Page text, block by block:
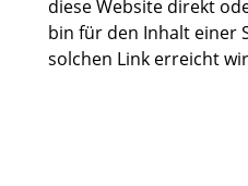
diese Website direkt
bin für den Inhalt einer
solchen Link erreicht